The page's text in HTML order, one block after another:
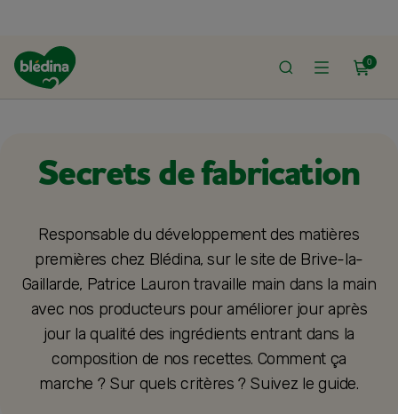
0
ACCUEIL
Secrets de fabrication
Responsable du développement des matières
premières chez Blédina, sur le site de Brive-la-
Gaillarde, Patrice Lauron travaille main dans la main
avec nos producteurs pour améliorer jour après
jour la qualité des ingrédients entrant dans la
composition de nos recettes. Comment ça
marche ? Sur quels critères ? Suivez le guide.